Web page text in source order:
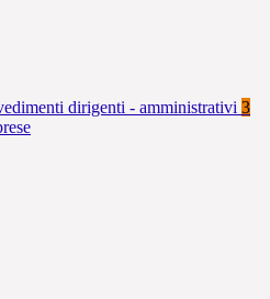
dirigenti - amministrativi 3